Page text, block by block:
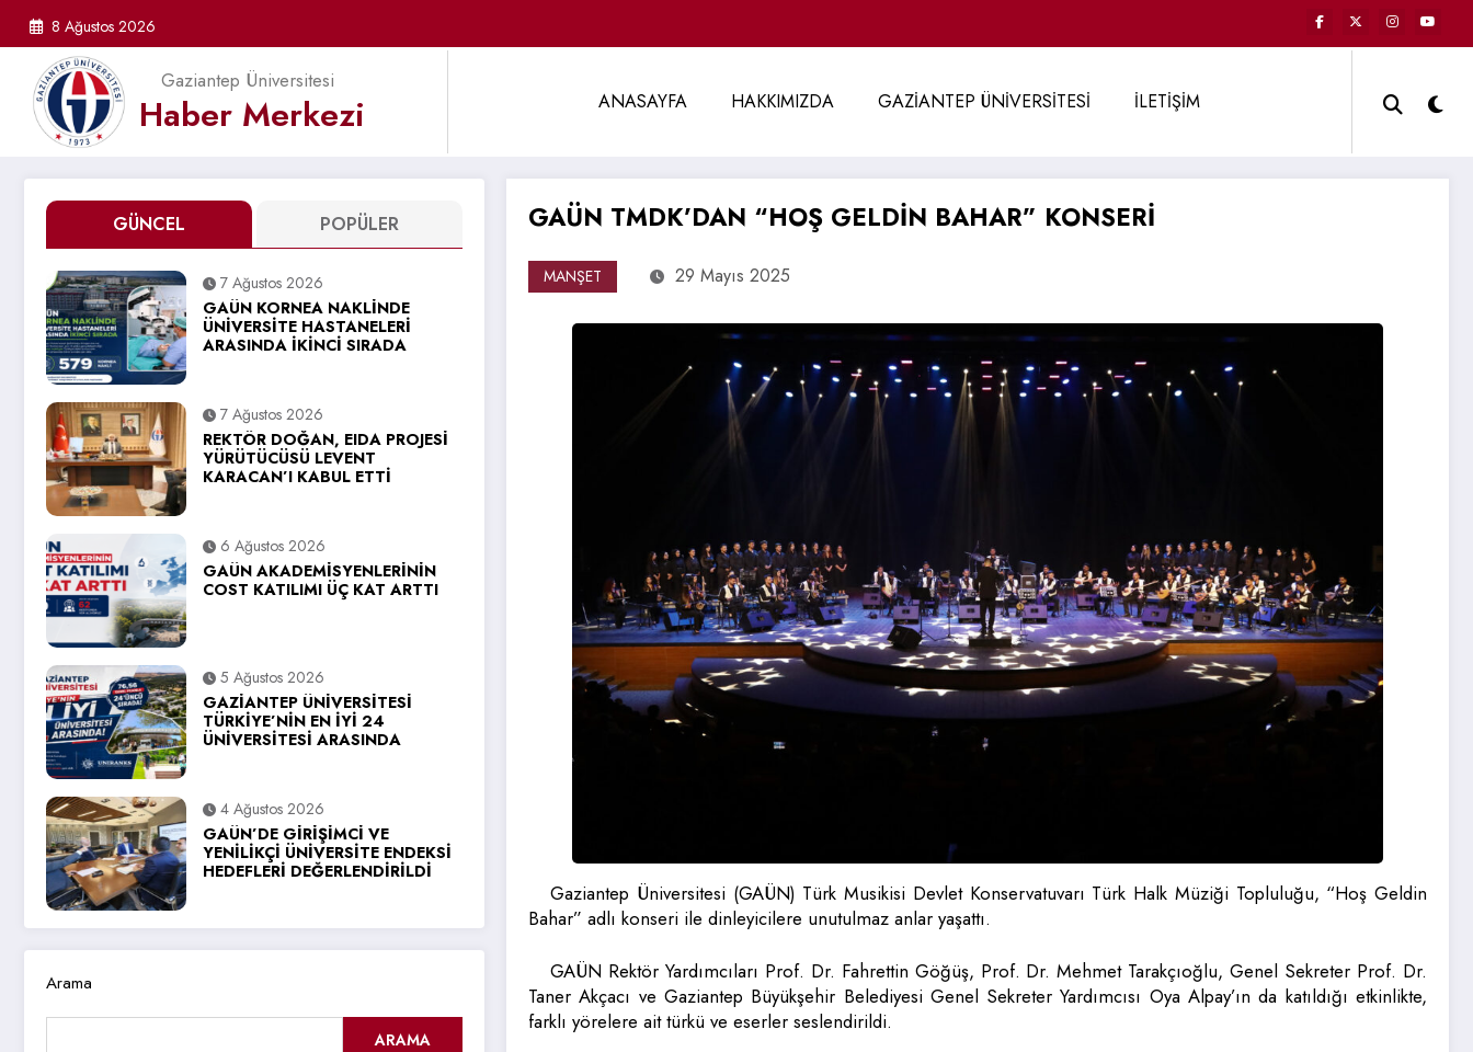
8 Ağustos 2026
Gaziantep Üniversitesi
Haber Merkezi ANASAYFA HAKKIMIZDA GAZİANTEP ÜNİVERSİTESİ İLETİŞİM
GÜNCEL POPÜLER
7 Ağustos 2026
GAÜN KORNEA NAKLİNDE
ÜNİVERSİTE HASTANELERİ
ARASINDA İKİNCİ SIRADA
7 Ağustos 2026
REKTÖR DOĞAN, EIDA PROJESİ
YÜRÜTÜCÜSÜ LEVENT
KARACAN’I KABUL ETTİ
6 Ağustos 2026
GAÜN AKADEMİSYENLERİNİN
COST KATILIMI ÜÇ KAT ARTTI
5 Ağustos 2026
GAZİANTEP ÜNİVERSİTESİ
TÜRKİYE’NİN EN İYİ 24
ÜNİVERSİTESİ ARASINDA
4 Ağustos 2026
GAÜN’DE GİRİŞİMCİ VE
YENİLİKÇİ ÜNİVERSİTE ENDEKSİ
HEDEFLERİ DEĞERLENDİRİLDİ
Arama
ARAMA
GAÜN TMDK’DAN “HOŞ GELDİN BAHAR” KONSERİ
MANŞET 29 Mayıs 2025
Gaziantep Üniversitesi (GAÜN) Türk Musikisi Devlet Konservatuvarı Türk Halk Müziği Topluluğu, “Hoş Geldin
Bahar” adlı konseri ile dinleyicilere unutulmaz anlar yaşattı.
GAÜN Rektör Yardımcıları Prof. Dr. Fahrettin Göğüş, Prof. Dr. Mehmet Tarakçıoğlu, Genel Sekreter Prof. Dr.
Taner Akçacı ve Gaziantep Büyükşehir Belediyesi Genel Sekreter Yardımcısı Oya Alpay’ın da katıldığı etkinlikte,
farklı yörelere ait türkü ve eserler seslendirildi.